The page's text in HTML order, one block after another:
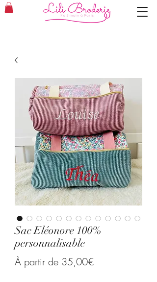
Sac Eléonore 100%
personnalisable
À partir de 35,00€Prix